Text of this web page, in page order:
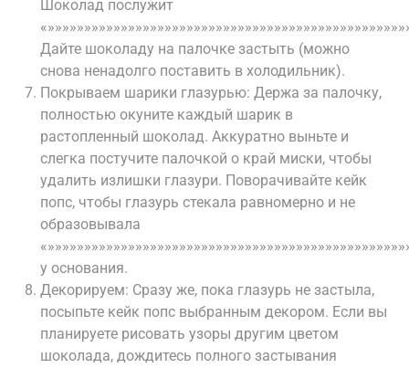
Шоколад послужит
Дайте шоколаду на палочке застыть (можно
снова ненадолго поставить в холодильник).
Покрываем шарики глазурью: Держа за палочку,
полностью окуните каждый шарик в
растопленный шоколад. Аккуратно выньте и
слегка постучите палочкой о край миски, чтобы
удалить излишки глазури. Поворачивайте кейк
попс, чтобы глазурь стекала равномерно и не
образовывала
у основания.
Декорируем: Сразу же, пока глазурь не застыла,
посыпьте кейк попс выбранным декором. Если вы
планируете рисовать узоры другим цветом
шоколада, дождитесь полного застывания